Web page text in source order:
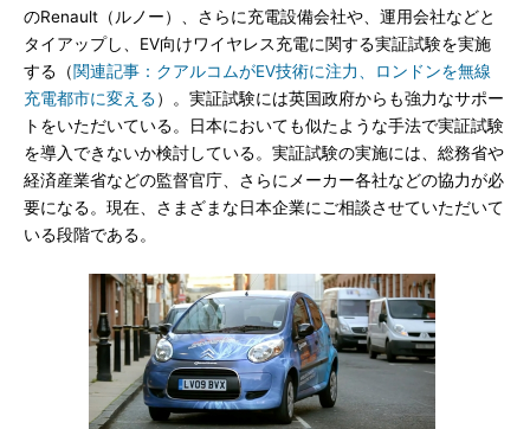
のRenault（ルノー）、さらに充電設備会社や、運用会社などと
タイアップし、EV向けワイヤレス充電に関する実証試験を実施
する（関連記事：クアルコムがEV技術に注力、ロンドンを無線
充電都市に変える）。実証試験には英国政府からも強力なサポー
トをいただいている。日本においても似たような手法で実証試験
を導入できないか検討している。実証試験の実施には、総務省や
経済産業省などの監督官庁、さらにメーカー各社などの協力が必
要になる。現在、さまざまな日本企業にご相談させていただいて
いる段階である。